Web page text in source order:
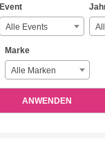
Event
Alle Events
Marke
Alle Marken
ANWENDEN